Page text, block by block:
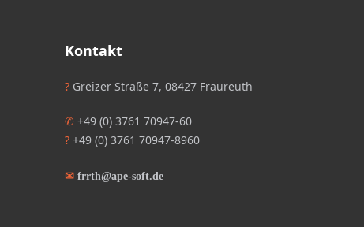
Kontakt
? Greizer Straße 7, 08427 Fraureuth
✆ +49 (0) 3761 70947-60
? +49 (0) 3761 70947-8960
✉frrth@ape-soft.de